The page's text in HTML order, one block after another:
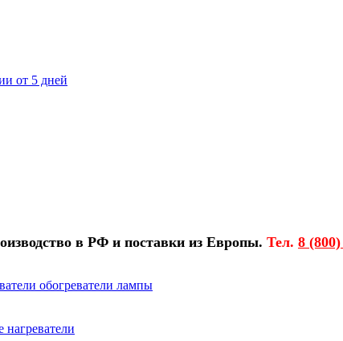
от 5 дней
в РФ и поставки из Европы. Тел. 8
обогреватели лампы
нагреватели